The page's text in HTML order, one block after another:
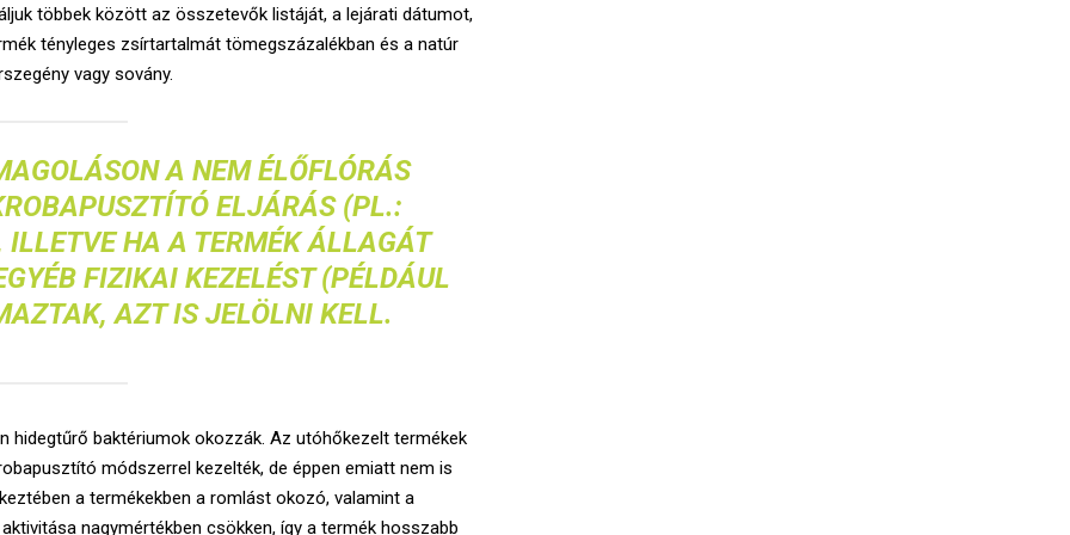
többek között az összetevők listáját, a lejárati dátumot,
tényleges zsírtartalmát tömegszázalékban és a natúr
vagy sovány.
A NEM ÉLŐFLÓRÁS
ELJÁRÁS (PL.:
ILLETVE HA A TERMÉK ÁLLAGÁT
FIZIKAI KEZELÉST (PÉLDÁUL
AZT IS JELÖLNI KELL.
hidegtűrő baktériumok okozzák. Az utóhőkezelt termékek
módszerrel kezelték, de éppen emiatt nem is
a termékekben a romlást okozó, valamint a
nagymértékben csökken, így a termék hosszabb